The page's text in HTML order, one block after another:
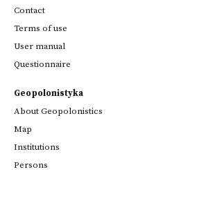
Contact
Terms of use
User manual
Questionnaire
Geopolonistyka
About Geopolonistics
Map
Institutions
Persons